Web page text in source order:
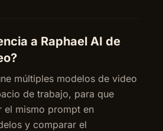
a Raphael AI de
múltiples modelos de video
de trabajo, para que
el mismo prompt en
y comparar el